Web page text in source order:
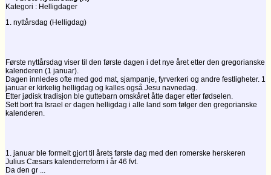
Kategori : Helligdager
1. nyttårsdag (Helligdag)
Første nyttårsdag viser til den første dagen i det nye året etter den gregorianske
kalenderen (1 januar).
Dagen innledes ofte med god mat, sjampanje, fyrverkeri og andre festligheter. 1
januar er kirkelig helligdag og kalles også Jesu navnedag.
Etter jødisk tradisjon ble guttebarn omskåret åtte dager etter fødselen.
Sett bort fra Israel er dagen helligdag i alle land som følger den gregorianske
kalenderen.
1. januar ble formelt gjort til årets første dag med den romerske herskeren
Julius Cæsars kalenderreform i år 46 fvt.
Da den gr ...